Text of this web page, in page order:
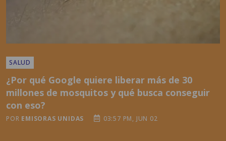
millones de mosquitos y qué busca conseguir
con eso?
POREMISORAS UNIDAS 03:57 PM, JUN 02